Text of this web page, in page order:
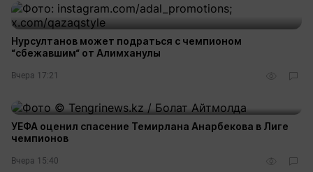
Нурсултанов может подраться с чемпионом
“сбежавшим“ от Алимханулы
Вчера 17:21
УЕФА оценил спасение Темирлана Анарбекова в Лиге
чемпионов
Вчера 15:40